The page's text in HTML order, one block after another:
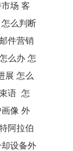
场 客
么判断
件营销
么办 怎
展 怎么
语  怎
像 外
阿拉伯
设备外